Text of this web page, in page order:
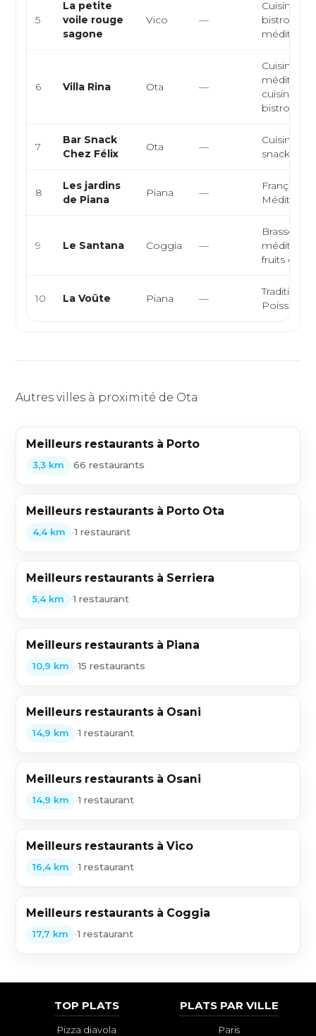
5
La petite
voile rouge
sagone
Vico —
Cuisine
bistrot,
6 Villa Rina Ota —
Cuisine
cuisine
7
Bar Snack
Chez Félix
Ota —
Cuisine
snack,
8
Les jardins
de Piana
Piana —
Française,
9 Le Santana Coggia —
Brasserie,
fruits de
10 La Voûte Piana —
Poissons
Autres villes à proximité de Ota
Meilleurs restaurants à Porto
3,3 km •66 restaurants
Meilleurs restaurants à Porto Ota
4,4 km •1 restaurant
Meilleurs restaurants à Serriera
5,4 km •1 restaurant
Meilleurs restaurants à Piana
10,9 km •15 restaurants
Meilleurs restaurants à Osani
14,9 km •1 restaurant
Meilleurs restaurants à Osani
14,9 km •1 restaurant
Meilleurs restaurants à Vico
16,4 km •1 restaurant
Meilleurs restaurants à Coggia
17,7 km •1 restaurant
TOP PLATS
Pizza diavola
PLATS PAR VILLE
Paris